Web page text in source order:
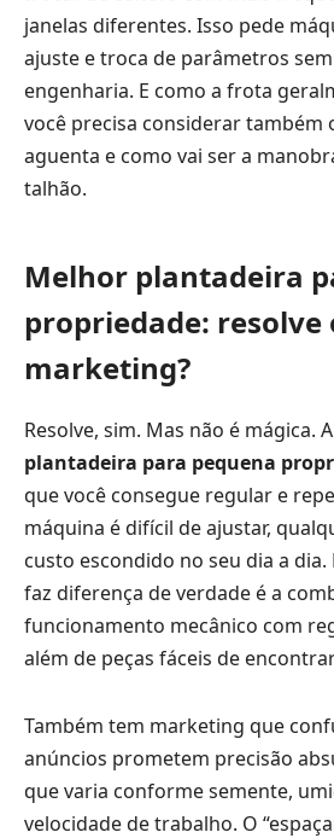
janelas diferentes. Isso pede
ajuste e troca de parâmetros
engenharia. E como a frota
você precisa considerar também
aguenta e como vai ser a
talhão.
Melhor plantadeira
propriedade: resolve
marketing?
Resolve, sim. Mas não é mágica. A
plantadeira para pequena
que você consegue regular e
máquina é difícil de ajustar,
custo escondido no seu dia a
faz diferença de verdade é a
funcionamento mecânico com
além de peças fáceis de
Também tem marketing que
anúncios prometem precisão
que varia conforme semente,
velocidade de trabalho. O